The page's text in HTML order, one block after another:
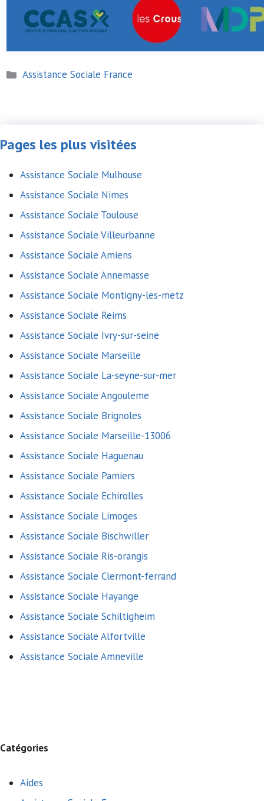
Catégories
Assistance Sociale France
Pages les plus visitées
Assistance Sociale Mulhouse
Assistance Sociale Nimes
Assistance Sociale Toulouse
Assistance Sociale Villeurbanne
Assistance Sociale Amiens
Assistance Sociale Annemasse
Assistance Sociale Montigny-les-metz
Assistance Sociale Reims
Assistance Sociale Ivry-sur-seine
Assistance Sociale Marseille
Assistance Sociale La-seyne-sur-mer
Assistance Sociale Angouleme
Assistance Sociale Brignoles
Assistance Sociale Marseille-13006
Assistance Sociale Haguenau
Assistance Sociale Pamiers
Assistance Sociale Echirolles
Assistance Sociale Limoges
Assistance Sociale Bischwiller
Assistance Sociale Ris-orangis
Assistance Sociale Clermont-ferrand
Assistance Sociale Hayange
Assistance Sociale Schiltigheim
Assistance Sociale Alfortville
Assistance Sociale Amneville
Catégories
Aides